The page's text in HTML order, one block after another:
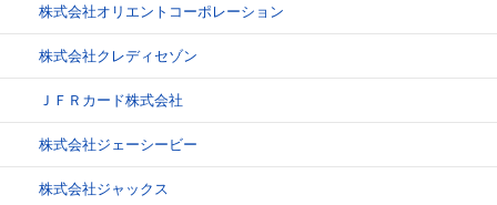
株式会社オリエントコーポレーション
株式会社クレディセゾン
ＪＦＲカード株式会社
株式会社ジェーシービー
株式会社ジャックス